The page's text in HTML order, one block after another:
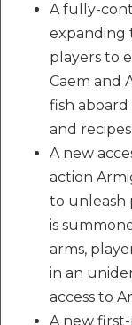
A fully-
expanding
players to
Caem and
fish aboard
and recipes
A new
action
to unleash
is
arms,
in an
access to
A new